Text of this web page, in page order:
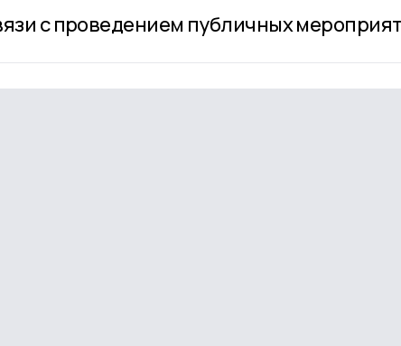
с проведением публичных